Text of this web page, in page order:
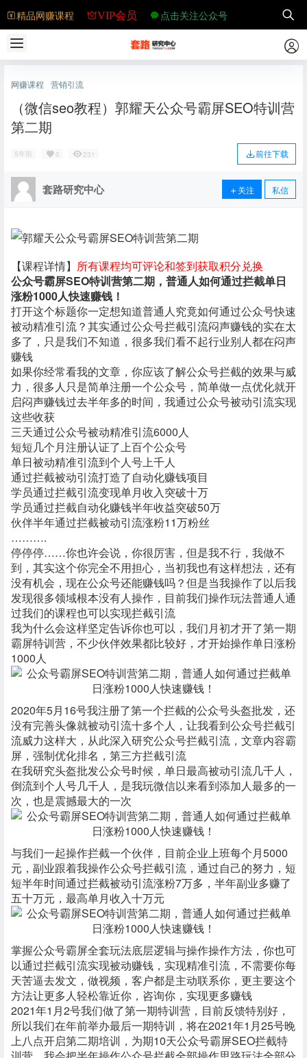
精品网赚课程 VIP会员 点击关注公众号
网赚课程 营销引流
（微信seo教程）郭耀天公众号霸屏SEO特训营
第二期
5年前 0 231 前往下载
套路研究中心 关注 私信
【课程详情】 所有课程均可评论和签到获取积分兑换
公众号霸屏SEO特训营第二期，普通人如何通过拦截单日
涨粉1000人快速赚钱！
打开这个标题你一定想知道普通人究竟如何通过公众号快速
被动精准引流？其实通过公众号拦截引流闷声赚钱的实在太
多了，只是我们不知道，很多我们看不起行业别人都在闷声
赚钱
如果你经常看我的文章，你应该了解公众号拦截的效果与威
力，很多人只是简单注册一个公众号，简单做一点优化就开
启闷声赚钱过去半年多的时间，我通过公众号被动引流实现
这些收获
三天通过公众号被动精准引流6000人
短短几个月注册认证了上百个公众号
单日被动精准引流到个人号上千人
通过拦截被动引流打造了自动化赚钱项目
学员通过拦截引流变现单月收入突破十万
学员通过拦截自动化赚钱半年收益突破50万
伙伴半年通过拦截被动引流涨粉11万粉丝
……….
停停停……你也许会说，你很厉害，但是我不行，我做不
到，其实这个你完全不用担心，当初我也有这样想法，还有
没有机会，现在公众号还能赚钱吗？但是当我操作了以后我
发现很多领域根本没有人操作，目前我们操作玩法普通人通
过我们的课程也可以实现拦截引流
我为什么会这样坚定告诉你也可以，我们月初才开了第一期
霸屏特训营，不少伙伴效果都比较好，才开始操作单日涨粉
1000人
2020年5月16号我注册了第一个拦截的公众号头盔批发，还
没有完善头像就被动引流十多个人，让我看到公众号拦截引
流威力这样大，从此深入研究公众号拦截引流，文章内容霸
屏，强制优化排名，第三方拦截引流
在我研究头盔批发公众号时候，单日最高被动引流几千人，
倒流到个人号几千人，是我玩微信以来看到添加人最多的一
次，也是震撼最大的一次
与我们一起操作拦截一个伙伴，目前企业上班每个月5000
元，副业跟着我操作公众号拦截引流，通过自己的努力，短
短半年时间通过拦截被动引流涨粉7万多，半年副业多赚了
五十万元，最高单月收入十万元
掌握公众号霸屏全套玩法底层逻辑与操作操作方法，你也可
以通过拦截引流实现被动赚钱，实现精准引流，不需要你每
天苦逼去发文，做视频，客户都是主动联系你，更主要这个
方法让更多人轻松靠近你，咨询你，实现更多赚钱
2021年1月2号我们做了第一期特训营，目前反馈特别好，
所以我们在年前举办最后一期特训，将在2021年1月25号晚
上八点开启第二期培训，为期10天公众号霸屏SEO拦截特